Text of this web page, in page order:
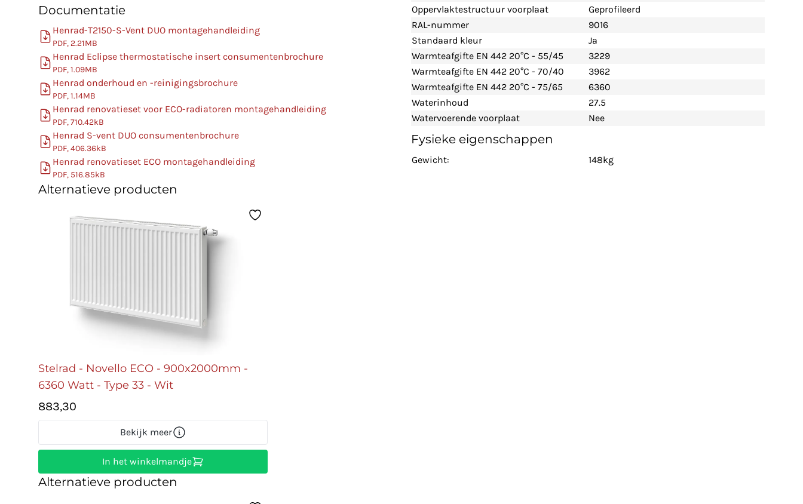
Documentatie
Henrad-T2150-S-Vent DUO montagehandleiding
PDF, 2.21MB
Henrad Eclipse thermostatische insert consumentenbrochure
PDF, 1.09MB
Henrad onderhoud en -reinigingsbrochure
PDF, 1.14MB
Henrad renovatieset voor ECO-radiatoren montagehandleiding
PDF, 710.42kB
Henrad S-vent DUO consumentenbrochure
PDF, 406.36kB
Henrad renovatieset ECO montagehandleiding
PDF, 516.85kB
Oppervlaktestructuur voorplaat
Geprofileerd
RAL-nummer
9016
Standaard kleur
Ja
Warmteafgifte EN 442 20°C - 55/45
3229
Warmteafgifte EN 442 20°C - 70/40
3962
Warmteafgifte EN 442 20°C - 75/65
6360
Waterinhoud
27.5
Watervoerende voorplaat
Nee
Fysieke eigenschappen
Gewicht: 148kg
Alternatieve producten
Stelrad - Novello ECO - 900x2000mm -
6360 Watt - Type 33 - Wit
883,30
Bekijk meer
In het winkelmandje
Alternatieve producten